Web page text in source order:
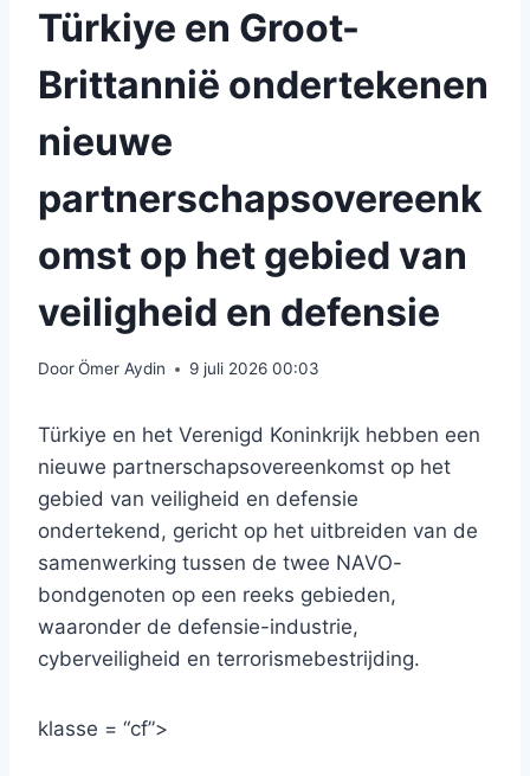
Türkiye en Groot-
Brittannië ondertekenen
nieuwe
partnerschapsovereenk
omst op het gebied van
veiligheid en defensie
DoorÖmer Aydin 9 juli 2026 00:03
Türkiye en het Verenigd Koninkrijk hebben een
nieuwe partnerschapsovereenkomst op het
gebied van veiligheid en defensie
ondertekend, gericht op het uitbreiden van de
samenwerking tussen de twee NAVO-
bondgenoten op een reeks gebieden,
waaronder de defensie-industrie,
cyberveiligheid en terrorismebestrijding.
klasse = “cf”>